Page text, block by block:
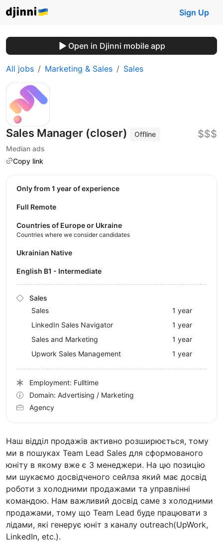
Sign Up
Open in Djinni mobile app
All jobs Marketing & Sales Sales
Sales Manager (closer)
Offline
Median ads
Copy link
$$$
Наш відділ продажів активно розширюється, тому
ми в пошуках Team Lead Sales для сформованого
юніту в якому вже є 3 менеджери. На цю позицію
ми шукаємо досвідченого сейлза який має досвід
роботи з холодними продажами та управлінні
командою. Нам важливий досвід саме з холодними
продажами, тому що Team Lead буде працювати з
лідами, які генерує юніт з каналу outreach(UpWork,
LinkedIn, etc.).
Only from 1 year of experience
Full Remote
Countries of Europe or Ukraine
Countries where we consider candidates
Ukrainian Native
English B1 - Intermediate
Sales
Sales
1 year
LinkedIn Sales Navigator
1 year
Sales and Marketing
1 year
Upwork Sales Management
1 year
Employment: Fulltime
Domain: Advertising / Marketing
Agency